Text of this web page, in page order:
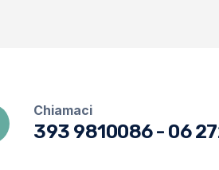
Chiamaci
393 9810086- 06